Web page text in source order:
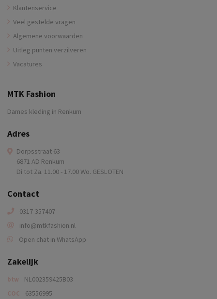
Klantenservice
Veel gestelde vragen
Algemene voorwaarden
Uitleg punten verzilveren
Vacatures
MTK Fashion
Dames kleding in Renkum
Adres
Dorpsstraat 63
6871 AD Renkum
Di tot Za. 11.00 - 17.00 Wo. GESLOTEN
Contact
0317-357407
info@mtkfashion.nl
Open chat in WhatsApp
Zakelijk
btw NL002359425B03
COC 63556995